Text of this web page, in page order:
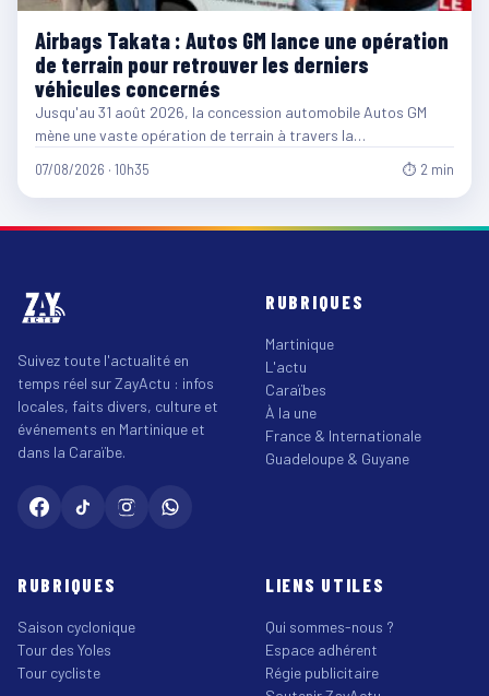
Airbags Takata : Autos GM lance une opération
de terrain pour retrouver les derniers
véhicules concernés
Jusqu'au 31 août 2026, la concession automobile Autos GM
mène une vaste opération de terrain à travers la…
07/08/2026 · 10h35 ⏱ 2 min
Suivez toute l'actualité en
temps réel sur ZayActu : infos
locales, faits divers, culture et
événements en Martinique et
dans la Caraïbe.
RUBRIQUES
Martinique
L'actu
Caraïbes
À la une
France & Internationale
Guadeloupe & Guyane
RUBRIQUES
Saison cyclonique
Tour des Yoles
Tour cycliste
LIENS UTILES
Qui sommes-nous ?
Espace adhérent
Régie publicitaire